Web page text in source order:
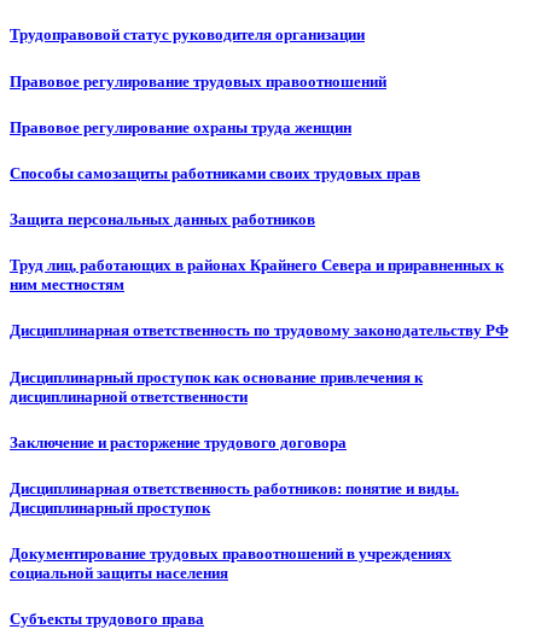
Трудоправовой статус руководителя организации
Правовое регулирование трудовых правоотношений
Правовое регулирование охраны труда женщин
Способы самозащиты работниками своих трудовых прав
Защита персональных данных работников
Труд лиц, работающих в районах Крайнего Севера и приравненных к
ним местностям
Дисциплинарная ответственность по трудовому законодательству РФ
Дисциплинарный проступок как основание привлечения к
дисциплинарной ответственности
Заключение и расторжение трудового договора
Дисциплинарная ответственность работников: понятие и виды.
Дисциплинарный проступок
Документирование трудовых правоотношений в учреждениях
социальной защиты населения
Субъекты трудового права